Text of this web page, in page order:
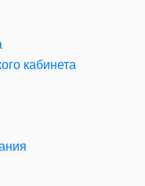
кабинета